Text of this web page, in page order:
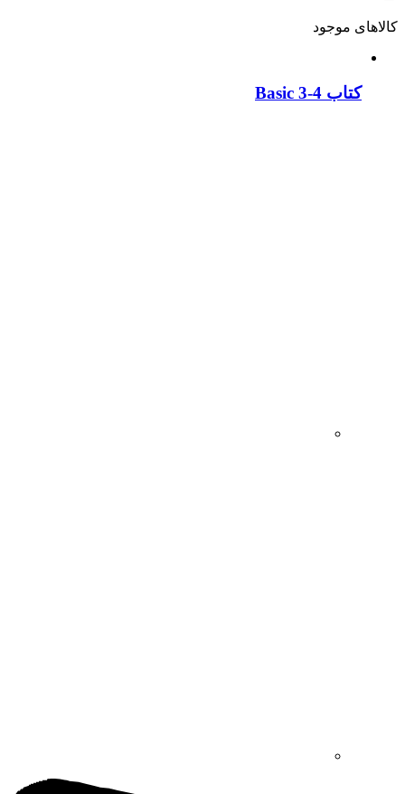
کالاهای موجود
کتاب Basic 3-4